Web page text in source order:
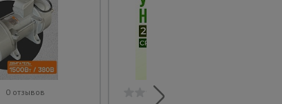
0 отзывов